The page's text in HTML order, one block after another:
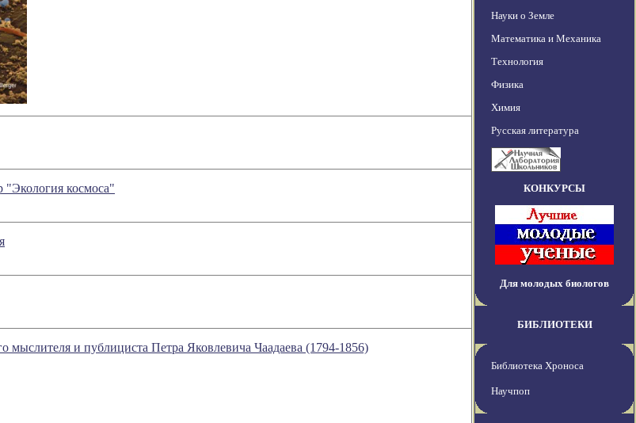
"Экология космоса"
мыслителя и публициста Петра Яковлевича Чаадаева (1794-1856)
Науки о Земле
Математика и Механика
Технология
Физика
Химия
Русская литература
КОНКУРСЫ
Для молодых биологов
БИБЛИОТЕКИ
Библиотека Хроноса
Научпоп